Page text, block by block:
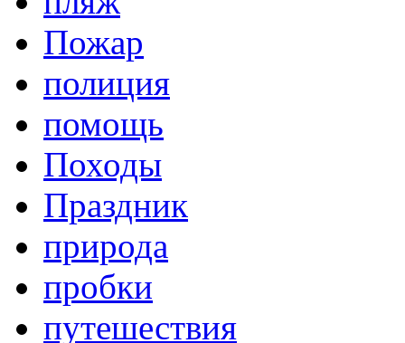
Пожар
полиция
помощь
Походы
Праздник
природа
пробки
путешествия